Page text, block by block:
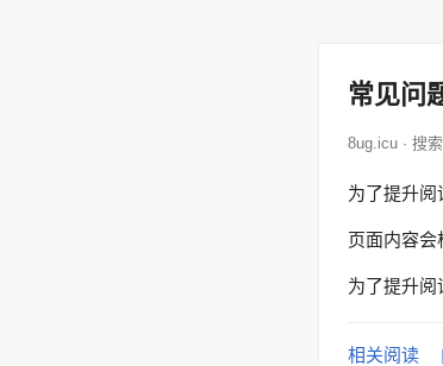
常见问
8ug.icu · 搜
为了提升阅
页面内容会
为了提升阅
相关阅读